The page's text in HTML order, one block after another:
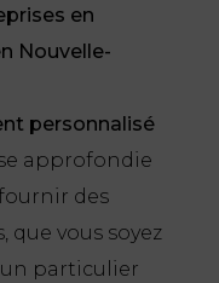
en
Nouvelle-
personnalisé
approfondie
des
que vous soyez
un particulier